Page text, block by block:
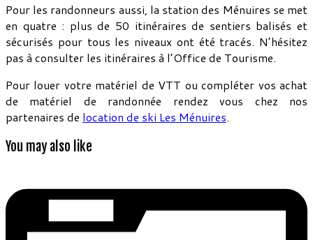
Pour les randonneurs aussi, la station des Ménuires se met
en quatre : plus de 50 itinéraires de sentiers balisés et
sécurisés pour tous les niveaux ont été tracés. N’hésitez
pas à consulter les itinéraires à l’Office de Tourisme.
Pour louer votre matériel de VTT ou compléter vos achat
de matériel de randonnée rendez vous chez nos
partenaires de location de ski Les Ménuires.
You may also like